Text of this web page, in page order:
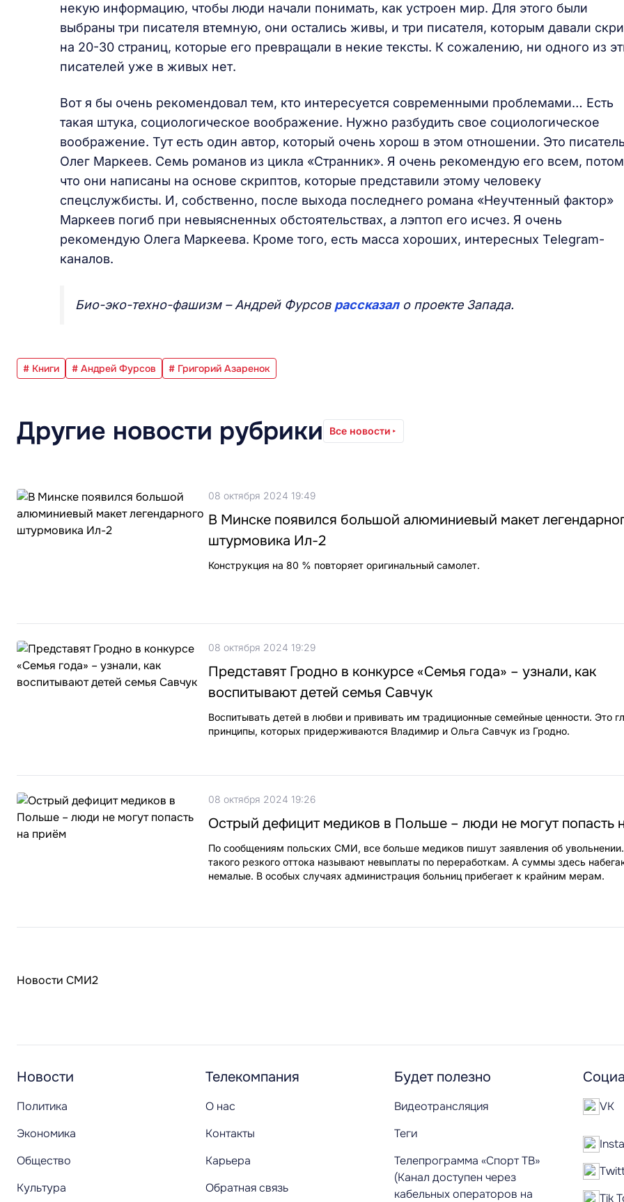
некую информацию, чтобы люди начали понимать, как устроен мир. Для этого были
выбраны три писателя втемную, они остались живы, и три писателя, которым давали
на 20-30 страниц, которые его превращали в некие тексты. К сожалению, ни одного из
писателей уже в живых нет.
Вот я бы очень рекомендовал тем, кто интересуется современными проблемами… Есть
такая штука, социологическое воображение. Нужно разбудить свое социологическое
воображение. Тут есть один автор, который очень хорош в этом отношении. Это
Олег Маркеев. Семь романов из цикла «Странник». Я очень рекомендую его всем,
что они написаны на основе скриптов, которые представили этому человеку
спецслужбисты. И, собственно, после выхода последнего романа «Неучтенный фактор»
Маркеев погиб при невыясненных обстоятельствах, а лэптоп его исчез. Я очень
рекомендую Олега Маркеева. Кроме того, есть масса хороших, интересных Telegram-
каналов.
Био-эко-техно-фашизм – Андрей Фурсов рассказало проекте Запада.
# Книги # Андрей Фурсов # Григорий Азаренок
Другие новости рубрики Все новости
08 октября 2024 19:49
В Минске появился большой алюминиевый макет
штурмовика Ил-2
Конструкция на 80 % повторяет оригинальный самолет.
08 октября 2024 19:29
Представят Гродно в конкурсе «Семья года» – узнали, как
воспитывают детей семья Савчук
Воспитывать детей в любви и прививать им традиционные семейные ценности. Это
принципы, которых придерживаются Владимир и Ольга Савчук из Гродно.
08 октября 2024 19:26
Острый дефицит медиков в Польше – люди не могут попасть
По сообщениям польских СМИ, все больше медиков пишут заявления об
такого резкого оттока называют невыплаты по переработкам. А суммы здесь
немалые. В особых случаях администрация больниц прибегает к крайним мерам.
Новости СМИ2
Новости
Политика
Экономика
Общество
Культура
Телекомпания
О нас
Контакты
Карьера
Обратная связь
Будет полезно
Видеотрансляция
Теги
Телепрограмма «Спорт ТВ»
(Канал доступен через
кабельных операторов на
VK
Tik